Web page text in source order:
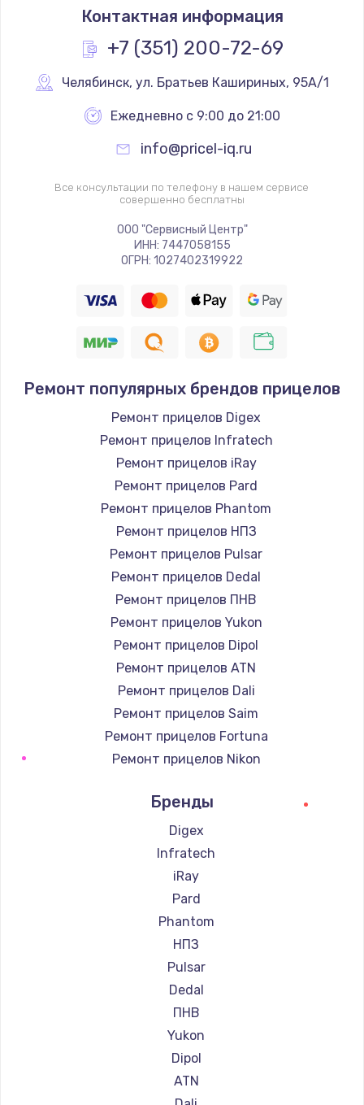
Контактная информация
+7 (351) 200-72-69
Челябинск, ул. Братьев Кашириных, 95А/1
Ежедневно с 9:00 до 21:00
info@pricel-iq.ru
Все консультации по телефону в нашем сервисе
совершенно бесплатны
ООО "Сервисный Центр"
ИНН: 7447058155
ОГРН: 1027402319922
Ремонт популярных брендов прицелов
Ремонт прицелов Digex
Ремонт прицелов Infratech
Ремонт прицелов iRay
Ремонт прицелов Pard
Ремонт прицелов Phantom
Ремонт прицелов НПЗ
Ремонт прицелов Pulsar
Ремонт прицелов Dedal
Ремонт прицелов ПНВ
Ремонт прицелов Yukon
Ремонт прицелов Dipol
Ремонт прицелов ATN
Ремонт прицелов Dali
Ремонт прицелов Saim
Ремонт прицелов Fortuna
Ремонт прицелов Nikon
Ремонт прицелов Nikko
Ремонт прицелов Artelv
Ремонт прицелов Hakko
Ремонт прицелов HALES
Ремонт прицелов Leica
Ремонт прицелов Vector Optics
Ремонт прицелов Carl Zeiss
Ремонт прицелов Zeiss
Ремонт прицелов AGM Global Vision
Ремонт прицелов Pilad
Ремонт прицелов Arkon
Ремонт прицелов ANYSMART
Ремонт прицелов FLIR
Ремонт прицелов Venox
Бренды
Digex
Infratech
iRay
Pard
Phantom
НПЗ
Pulsar
Dedal
ПНВ
Yukon
Dipol
ATN